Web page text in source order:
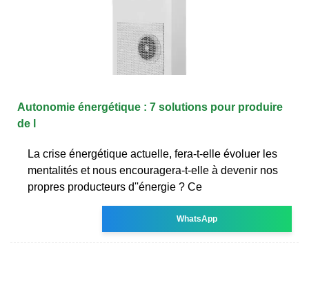
Autonomie énergétique : 7 solutions pour produire
de l
La crise énergétique actuelle, fera-t-elle évoluer les
mentalités et nous encouragera-t-elle à devenir nos
propres producteurs d''énergie ? Ce
WhatsApp